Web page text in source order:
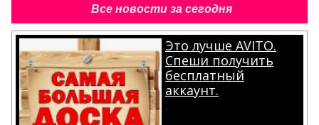
Все новости за сегодня
Это лучше AVITO.
Спеши получить
бесплатный
аккаунт.
.